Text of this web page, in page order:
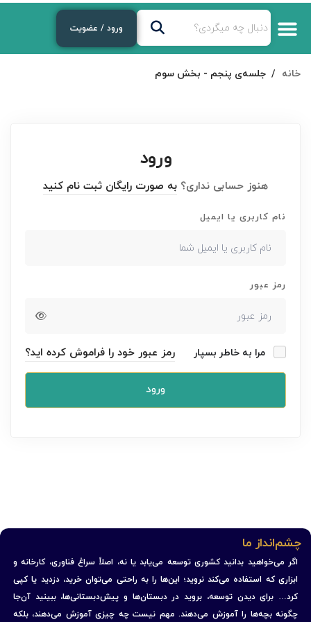
ورود / عضویت
خانه جلسه‌ی پنجم - بخش سوم
ورود
هنوز حسابی نداری؟ به صورت رایگان ثبت نام کنید
نام کاربری یا ایمیل
رمز عبور
مرا به خاطر بسپار رمز عبور خود را فراموش کرده اید؟
ورود
چشم‌انداز ما
اگر می‌خواهید بدانید کشوری توسعه می‌یابد یا نه، اصلاً سراغ فناوری، کارخانه و
ابزاری که استفاده می‌کند نروید؛ این‌ها را به راحتی می‌توان خرید، دزدید یا کپی
کرد… برای دیدن توسعه، بروید در دبستان‌ها و پیش‌دبستانی‌ها، ببینید آن‌جا
چگونه بچه‌ها را آموزش می‌دهند. مهم نیست چه چیزی آموزش می‌دهند، بلکه